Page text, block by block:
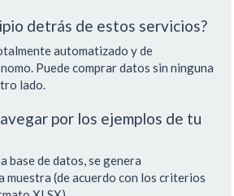
detrás de estos servicios?
automatizado y de
Puede comprar datos sin ninguna
lado.
por los ejemplos de tu
base de datos, se genera
muestra (de acuerdo con los criterios